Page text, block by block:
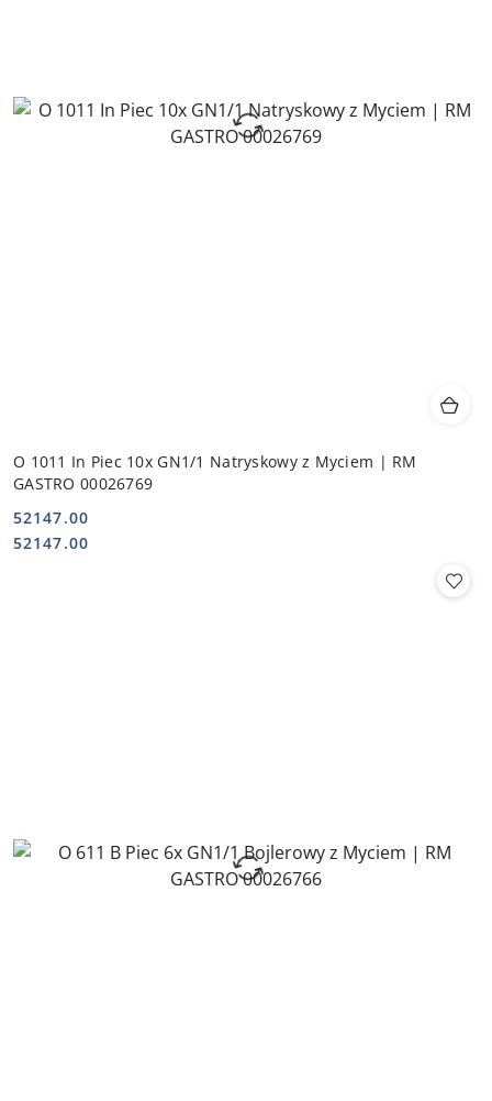
O 1011 In Piec 10x GN1/1 Natryskowy z Myciem | RM
GASTRO 00026769
Cena:
52147.00
Cena:
52147.00